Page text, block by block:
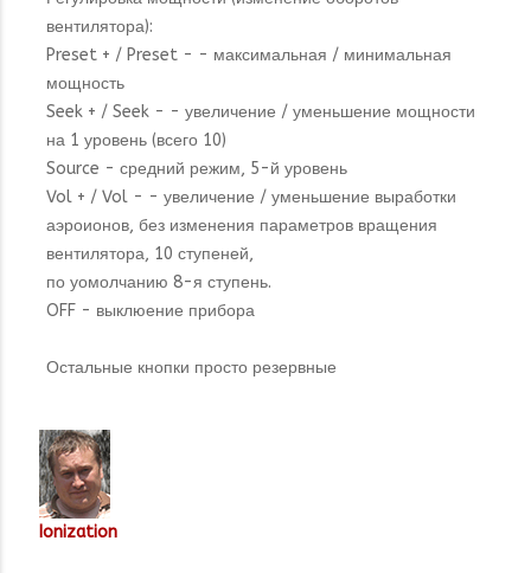
вентилятора):
Preset + / Preset - - максимальная / минимальная
мощность
Seek + / Seek - - увеличение / уменьшение мощности
на 1 уровень (всего 10)
Source - средний режим, 5-й уровень
Vol + / Vol - - увеличение / уменьшение выработки
аэроионов, без изменения параметров вращения
вентилятора, 10 ступеней,
по уомолчанию 8-я ступень.
OFF - выклюение прибора
Остальные кнопки просто резервные
Ionization